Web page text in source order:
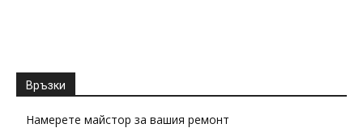
Връзки
Намерете майстор за вашия ремонт